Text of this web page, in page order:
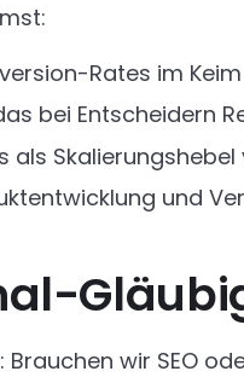
Rates im
bei Entscheidern
und
wir SEO